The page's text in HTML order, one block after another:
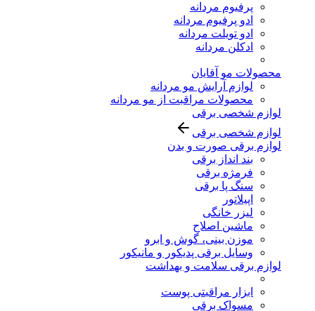
پرفیوم مردانه
ادو پرفیوم مردانه
ادو تویلت مردانه
ادکلن مردانه
محصولات مو آقایان
لوازم آرایش مو مردانه
محصولات مراقبت از مو مردانه
لوازم شخصی برقی
لوازم شخصی برقی
لوازم برقی صورت و بدن
بند انداز برقی
فرمژه برقی
سنگ پا برقی
اپیلاتور
لیزر خانگی
ماشین اصلاح
موزن بینی، گوش و ابرو
وسایل برقی پدیکور و مانیکور
لوازم برقی سلامت و بهداشت
ابزار مراقبتی پوست
مسواک برقی